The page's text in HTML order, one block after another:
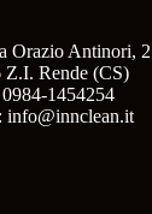
Orazio Antinori, 2
Z.I. Rende (CS)
0984-1454254
info@innclean.it